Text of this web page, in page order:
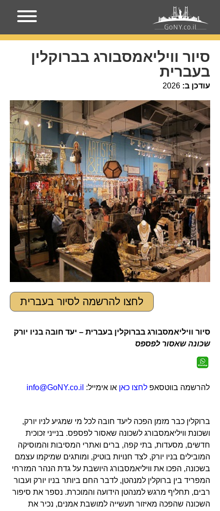
עמוד הבית מקומות בניו-יורק
בעברית
סיור וויליאמסבורג בברוקלין
בעברית
עודכן ב: 2026
לחצו להרשמה לסיור בעברית
סיור וויליאמסבורג בברוקלין בעברית – יעד חובה בניו יורק
שכונה שאסור לפספס
להרשמה בווטסאפ לחצו כאן או אימייל: info@GoNY.co.il
ברוקלין כבר מזמן הפכה ליעד חובה לכל מי שמגיע לניו יורק,
ושכונת וויליאמסבורג לשכונה שאסור לפספס. בנייני זכוכית
חדשים, מסעדות, בתי קפה, ברים ואתרי המסיבות והמוסיקה
המובילים בניו יורק, לצד חנויות בוטיק, ומותגים שמיקמו עצמם
בשכונה, הפכו את וויליאמסבורג היושבת על גדת הנהר המזרחי
המפריד בין ברוקלין למנהטן, לדבר החם ביותר בניו יורק ועבור
רבים, תחליף מרגש למנהטן הידועה והמוכרת. נספר את סיפור
השכונה שהפכה מאיזור תעשייה למושבת אמנים, נכיר את